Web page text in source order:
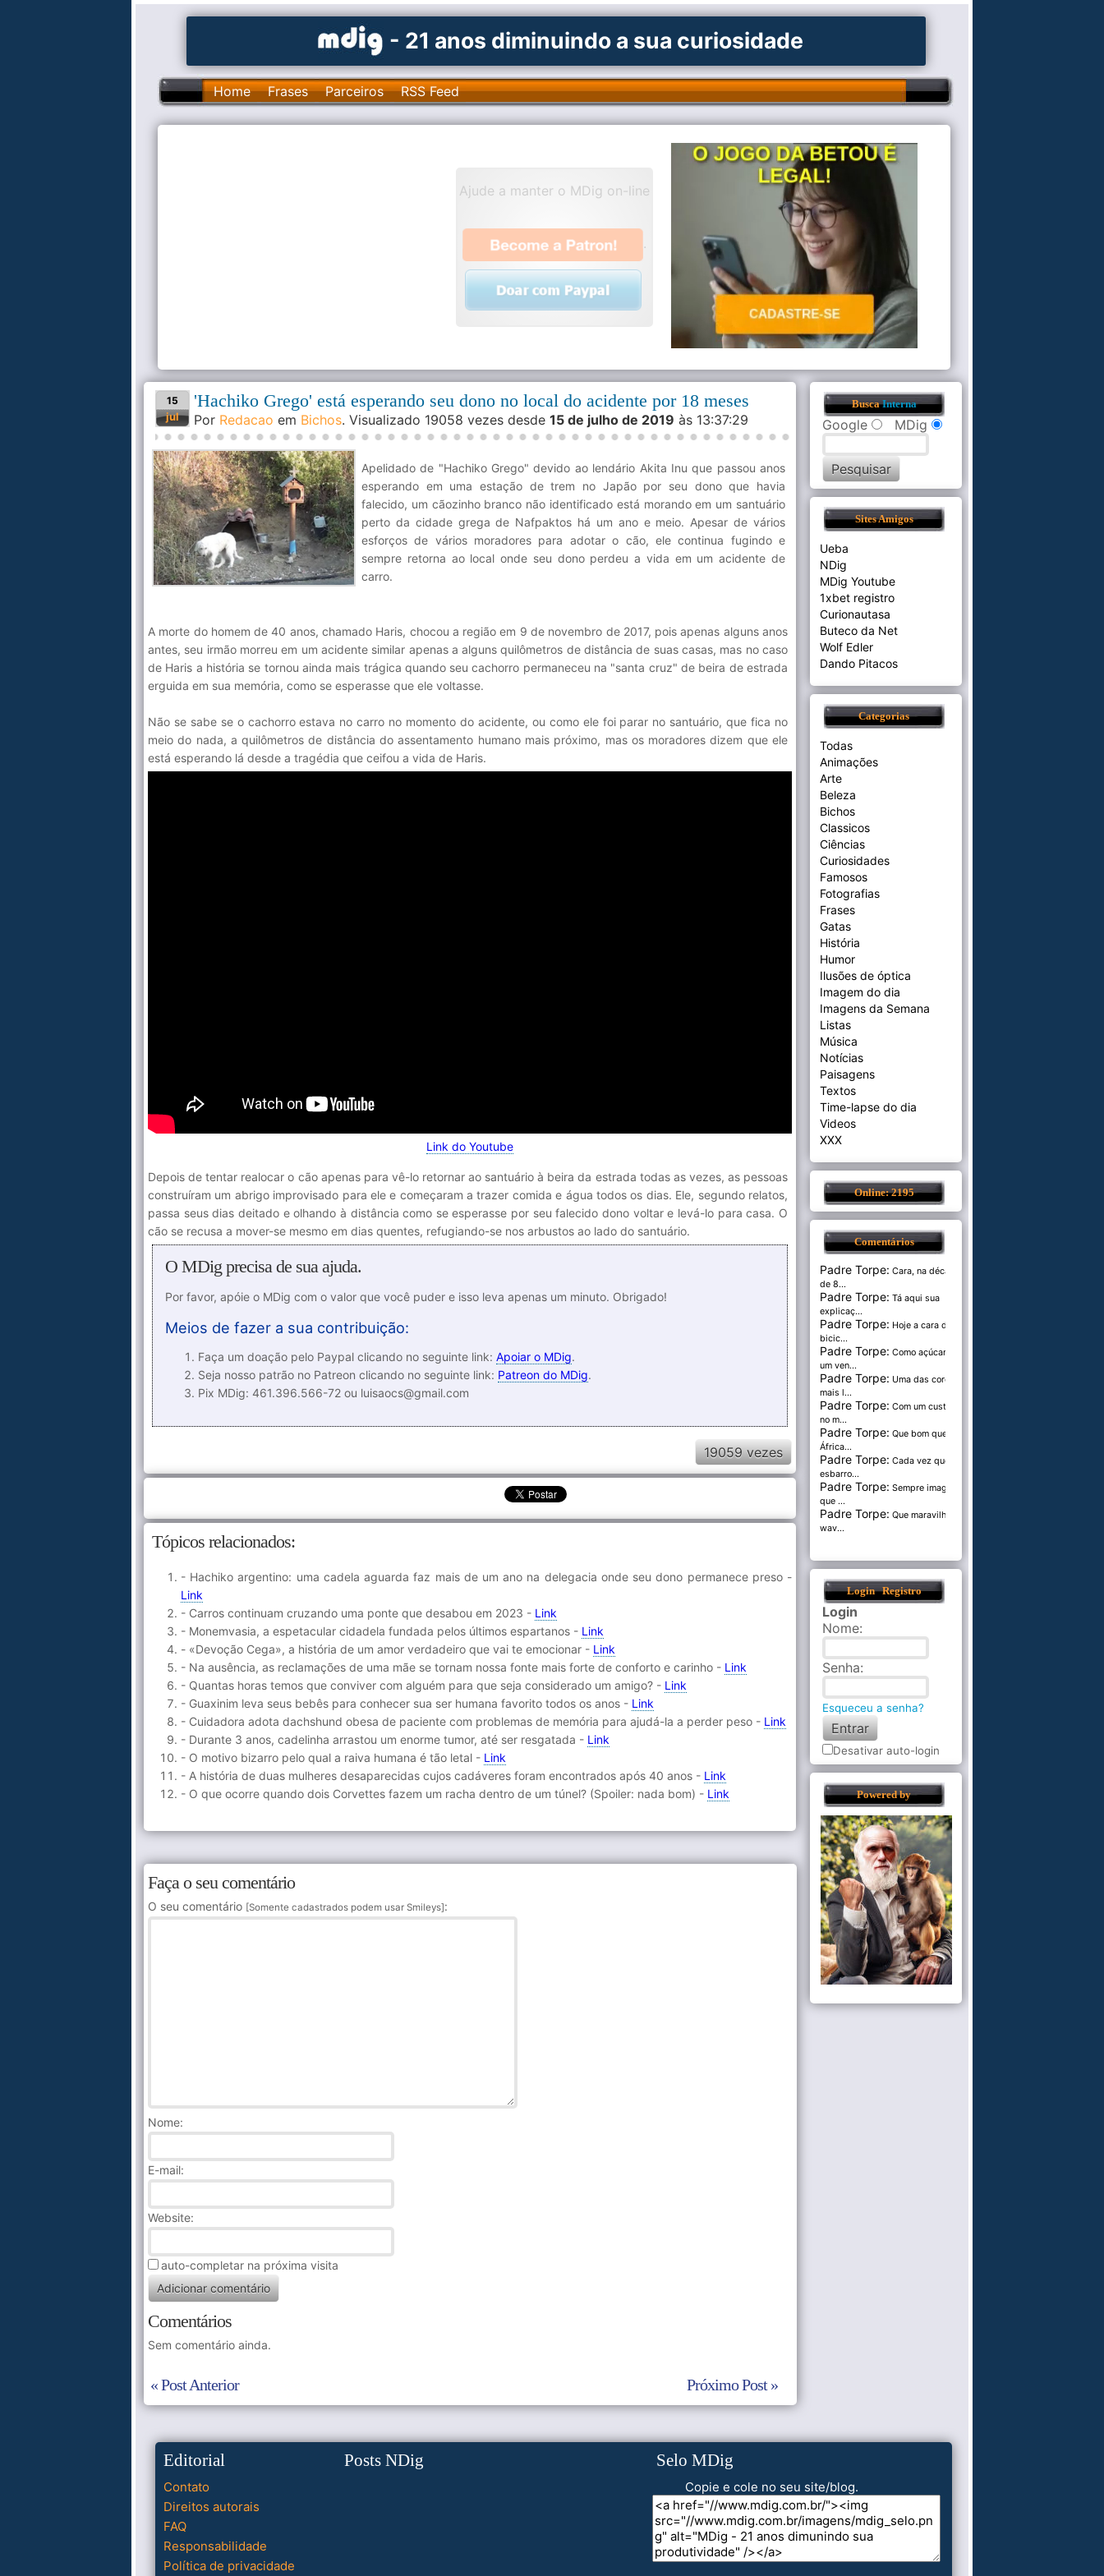
- 21 anos diminuindo a sua curiosidade
Home Frases Parceiros RSS Feed
Ajude a manter o MDig on-line
.
15
jul
'Hachiko Grego' está esperando seu dono no local do acidente por 18 meses
Por Redacao em Bichos. Visualizado 19058 vezes desde 15 de julho de 2019 às 13:37:29
Apelidado de "Hachiko Grego" devido ao lendário Akita Inu que passou anos
esperando em uma estação de trem no Japão por seu dono que havia
falecido, um cãozinho branco não identificado está morando em um santuário
perto da cidade grega de Nafpaktos há um ano e meio. Apesar de vários
esforços de vários moradores para adotar o cão, ele continua fugindo e
sempre retorna ao local onde seu dono perdeu a vida em um acidente de
carro.
A morte do homem de 40 anos, chamado Haris, chocou a região em 9 de novembro de 2017, pois apenas alguns anos
antes, seu irmão morreu em um acidente similar apenas a alguns quilômetros de distância de suas casas, mas no caso
de Haris a história se tornou ainda mais trágica quando seu cachorro permaneceu na "santa cruz" de beira de estrada
erguida em sua memória, como se esperasse que ele voltasse.
Não se sabe se o cachorro estava no carro no momento do acidente, ou como ele foi parar no santuário, que fica no
meio do nada, a quilômetros de distância do assentamento humano mais próximo, mas os moradores dizem que ele
está esperando lá desde a tragédia que ceifou a vida de Haris.
Link do Youtube
Depois de tentar realocar o cão apenas para vê-lo retornar ao santuário à beira da estrada todas as vezes, as pessoas
construíram um abrigo improvisado para ele e começaram a trazer comida e água todos os dias. Ele, segundo relatos,
passa seus dias deitado e olhando à distância como se esperasse por seu falecido dono voltar e levá-lo para casa. O
cão se recusa a mover-se mesmo em dias quentes, refugiando-se nos arbustos ao lado do santuário.
O MDig precisa de sua ajuda.
Por favor, apóie o MDig com o valor que você puder e isso leva apenas um minuto. Obrigado!
Meios de fazer a sua contribuição:
Faça um doação pelo Paypal clicando no seguinte link: Apoiar o MDig.
Seja nosso patrão no Patreon clicando no seguinte link: Patreon do MDig.
Pix MDig: 461.396.566-72 ou luisaocs@gmail.com
19059 vezes
Tópicos relacionados:
- Hachiko argentino: uma cadela aguarda faz mais de um ano na delegacia onde seu dono permanece preso -
Link
- Carros continuam cruzando uma ponte que desabou em 2023 - Link
- Monemvasia, a espetacular cidadela fundada pelos últimos espartanos - Link
- «Devoção Cega», a história de um amor verdadeiro que vai te emocionar - Link
- Na ausência, as reclamações de uma mãe se tornam nossa fonte mais forte de conforto e carinho - Link
- Quantas horas temos que conviver com alguém para que seja considerado um amigo? - Link
- Guaxinim leva seus bebês para conhecer sua ser humana favorito todos os anos - Link
- Cuidadora adota dachshund obesa de paciente com problemas de memória para ajudá-la a perder peso - Link
- Durante 3 anos, cadelinha arrastou um enorme tumor, até ser resgatada - Link
- O motivo bizarro pelo qual a raiva humana é tão letal - Link
- A história de duas mulheres desaparecidas cujos cadáveres foram encontrados após 40 anos - Link
- O que ocorre quando dois Corvettes fazem um racha dentro de um túnel? (Spoiler: nada bom) - Link
Faça o seu comentário
O seu comentário [Somente cadastrados podem usar Smileys] :
Nome:
E-mail:
Website:
auto-completar na próxima visita
Comentários
Sem comentário ainda.
« Post Anterior Próximo Post »
BuscaInterna
Google MDig
Sites Amigos
Ueba
NDig
MDig Youtube
1xbet registro
Curionautasa
Buteco da Net
Wolf Edler
Dando Pitacos
Categorias
Todas
Animações
Arte
Beleza
Bichos
Classicos
Ciências
Curiosidades
Famosos
Fotografias
Frases
Gatas
História
Humor
Ilusões de óptica
Imagem do dia
Imagens da Semana
Listas
Música
Notícias
Paisagens
Textos
Time-lapse do dia
Videos
XXX
Online: 2195
Comentários
Padre Torpe: Cara, na década
de 8...
Padre Torpe: Tá aqui sua
explicaç...
Padre Torpe: Hoje a cara de
bicic...
Padre Torpe: Como açúcar é
um ven...
Padre Torpe: Uma das cores
mais l...
Padre Torpe: Com um custo de
no m...
Padre Torpe: Que bom que a
África...
Padre Torpe: Cada vez que
esbarro...
Padre Torpe: Sempre imaginei
que ...
Padre Torpe: Que maravilha de
wav...
Login Registro
Login
Nome:
Senha:
Esqueceu a senha?
Desativar auto-login
Powered by
Editorial
Contato
Direitos autorais
FAQ
Responsabilidade
Política de privacidade
Posts NDig Selo MDig
Copie e cole no seu site/blog.